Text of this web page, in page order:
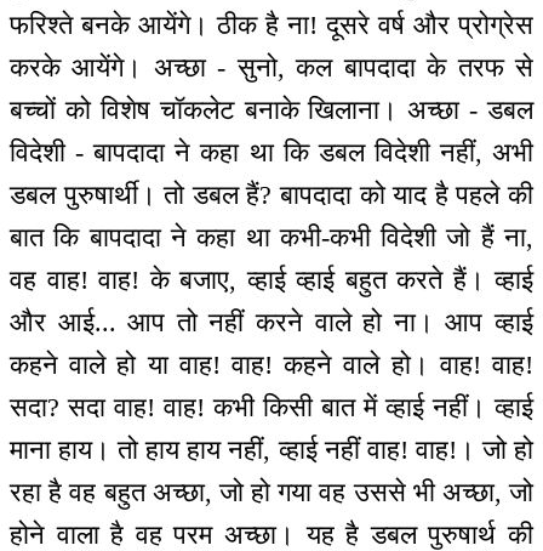
फरिश्ते बनके आयेंगे। ठीक है ना! दूसरे वर्ष और प्रोग्रेस
करके आयेंगे। अच्छा - सुनो, कल बापदादा के तरफ से
बच्चों को विशेष चॉकलेट बनाके खिलाना। अच्छा - डबल
विदेशी - बापदादा ने कहा था कि डबल विदेशी नहीं, अभी
डबल पुरुषार्थी। तो डबल हैं? बापदादा को याद है पहले की
बात कि बापदादा ने कहा था कभी-कभी विदेशी जो हैं ना,
वह वाह! वाह! के बजाए, व्हाई व्हाई बहुत करते हैं। व्हाई
और आई... आप तो नहीं करने वाले हो ना। आप व्हाई
कहने वाले हो या वाह! वाह! कहने वाले हो। वाह! वाह!
सदा? सदा वाह! वाह! कभी किसी बात में व्हाई नहीं। व्हाई
माना हाय। तो हाय हाय नहीं, व्हाई नहीं वाह! वाह!। जो हो
रहा है वह बहुत अच्छा, जो हो गया वह उससे भी अच्छा, जो
होने वाला है वह परम अच्छा। यह है डबल पुरुषार्थ की